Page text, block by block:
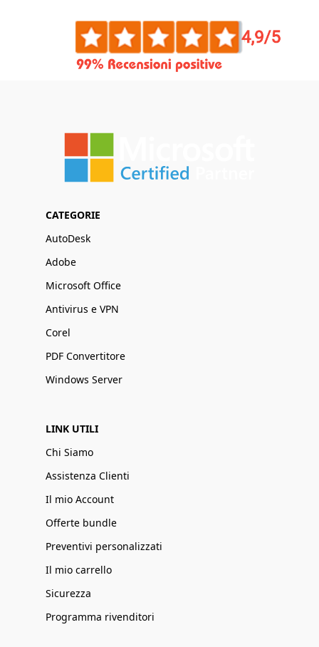
CATEGORIE
AutoDesk
Adobe
Microsoft Office
Antivirus e VPN
Corel
PDF Convertitore
Windows Server
LINK UTILI
Chi Siamo
Assistenza Clienti
Il mio Account
Offerte bundle
Preventivi personalizzati
Il mio carrello
Sicurezza
Programma rivenditori